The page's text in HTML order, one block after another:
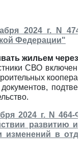
2024 г. N
Федерации"
жильем
СВО
2024 г. N
развитию
в